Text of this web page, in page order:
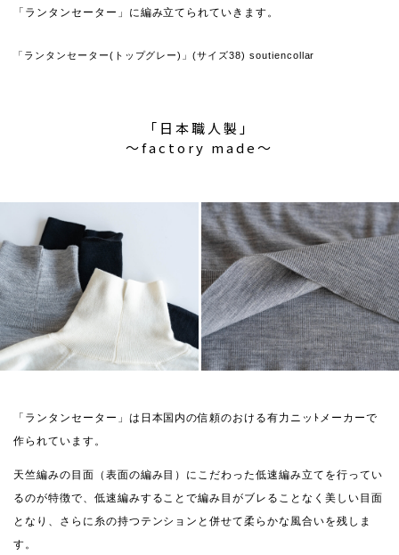
「ランタンセーター」に編み立てられていきます。
「ランタンセーター(トップグレー)」(サイズ38) soutiencollar
「日本職人製」
〜factory made〜
「ランタンセーター」は日本国内の信頼のおける有力ニッﾄメーカーで
作られています。
天竺編みの目面（表面の編み目）にこだわった低速編み立てを行ってい
るのが特徴で、低速編みすることで編み目がブレることなく美しい目面
となり、さらに糸の持つテンションと併せて柔らかな風合いを残しま
す。